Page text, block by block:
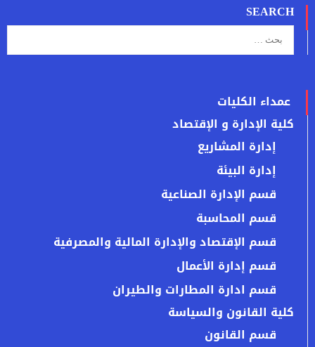
SEARCH
عمداء الكليات
كلية الإدارة و الإقتصاد
إدارة المشاريع
إدارة البيئة
قسم الإدارة الصناعية
قسم المحاسبة
قسم الإقتصاد والإدارة المالية والمصرفية
قسم إدارة الأعمال
قسم ادارة المطارات والطيران
كلية القانون والسياسة
قسم القانون